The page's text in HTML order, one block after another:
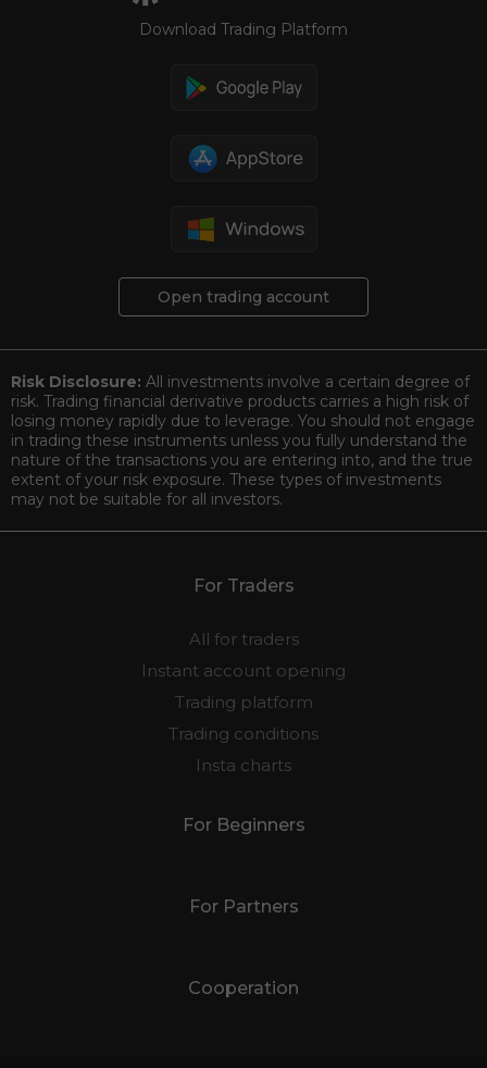
Download Trading Platform
Open trading account
Risk Disclosure: All investments involve a certain degree of
risk. Trading financial derivative products carries a high risk of
losing money rapidly due to leverage. You should not engage
in trading these instruments unless you fully understand the
nature of the transactions you are entering into, and the true
extent of your risk exposure. These types of investments
may not be suitable for all investors.
For Traders
All for traders
Instant account opening
Trading platform
Trading conditions
Insta charts
For Beginners
For Partners
Cooperation